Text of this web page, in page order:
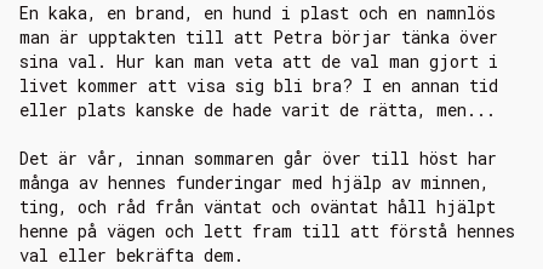
En kaka, en brand, en hund i plast och en namnlös
man är upptakten till att Petra börjar tänka över
sina val. Hur kan man veta att de val man gjort i
livet kommer att visa sig bli bra? I en annan tid
eller plats kanske de hade varit de rätta, men...
Det är vår, innan sommaren går över till höst har
många av hennes funderingar med hjälp av minnen,
ting, och råd från väntat och oväntat håll hjälpt
henne på vägen och lett fram till att förstå hennes
val eller bekräfta dem.